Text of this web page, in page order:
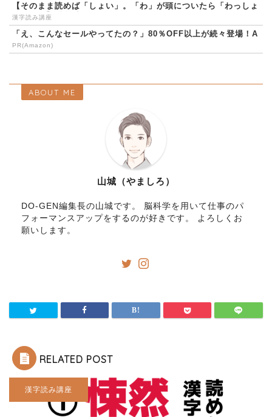
【そのまま読めば「しょい」。「わ」が頭についたら「わっしょ
い」？？】「所以」とい...
漢字読み講座
「え、こんなセールやってたの？」80％OFF以上が続々登場！A
mazonの本気が...
PR(Amazon)
ABOUT ME
山城（やましろ）
DO-GEN編集長の山城です。 脳科学を用いて仕事のパ
フォーマンスアップをするのが好きです。 よろしくお
願いします。
RELATED POST
漢字読み講座